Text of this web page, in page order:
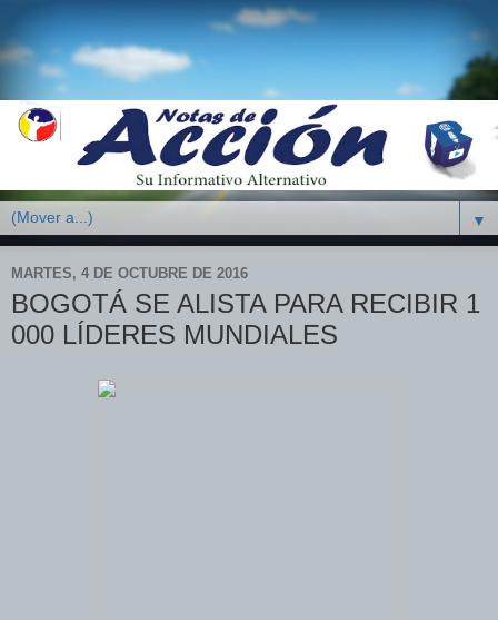
▼
MARTES, 4 DE OCTUBRE DE 2016
BOGOTÁ SE ALISTA PARA RECIBIR 1
000 LÍDERES MUNDIALES